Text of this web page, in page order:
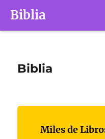
Biblia
Biblia
Miles de